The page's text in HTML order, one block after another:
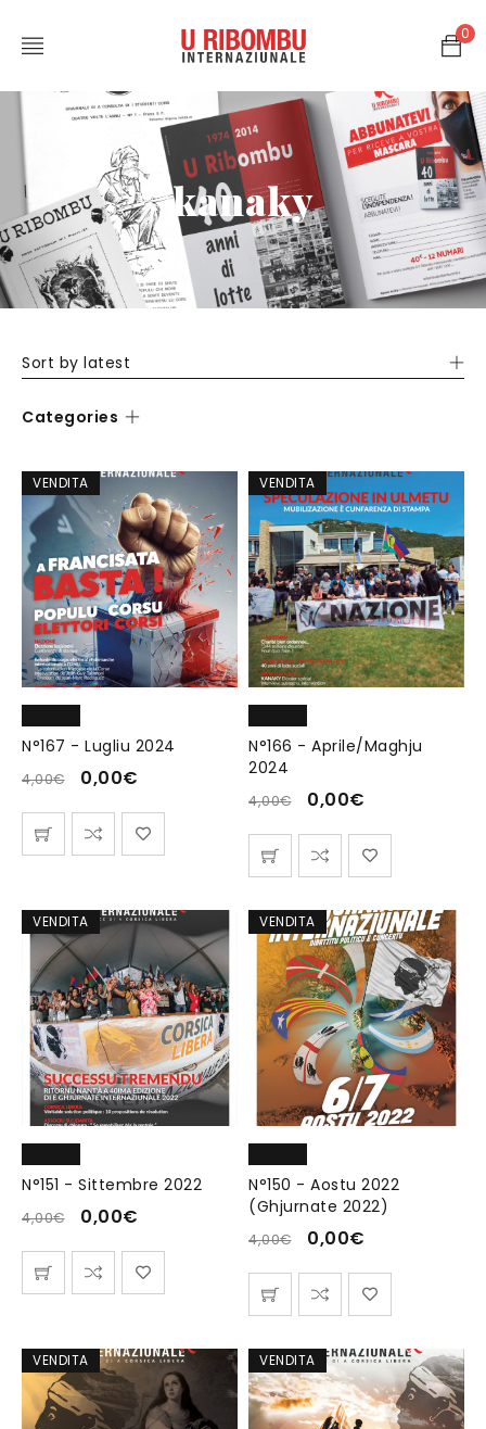
0
kanaky
Sort by latest
Categories
VENDITA
N°167 - Lugliu 2024
4,00€ 0,00€
VENDITA
N°166 - Aprile/Maghju
2024
4,00€ 0,00€
VENDITA
N°151 - Sittembre 2022
4,00€ 0,00€
VENDITA
N°150 - Aostu 2022
(Ghjurnate 2022)
4,00€ 0,00€
VENDITA VENDITA